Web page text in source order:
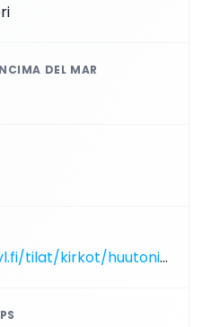
DEL MAR
https://vaasaevl.fi/tilat/kirkot/huutoniemen-kirkko